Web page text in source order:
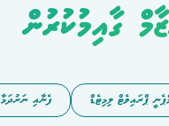
ގާއިމުކުރުން
ޕްރައިވެޓް ލިމިޓެޑް ފެނާއި ނަރުދަމާ